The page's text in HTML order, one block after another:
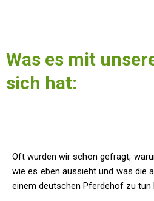
Was es mit
sich hat:
Oft wurden wir schon gefragt,
wie es eben aussieht und was die
einem deutschen Pferdehof zu tun